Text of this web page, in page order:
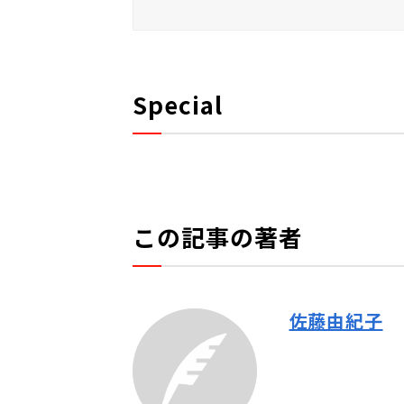
Special
この記事の著者
佐藤由紀子